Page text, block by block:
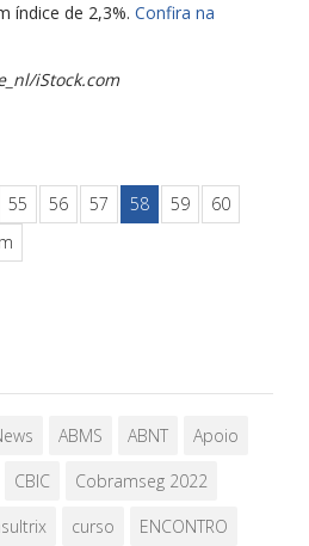
índice de 2,3%. Confira na
iStock.com
55 56 57 58 59
60
ABMS ABNT
Apoio
CBIC
Cobramseg 2022
curso ENCONTRO